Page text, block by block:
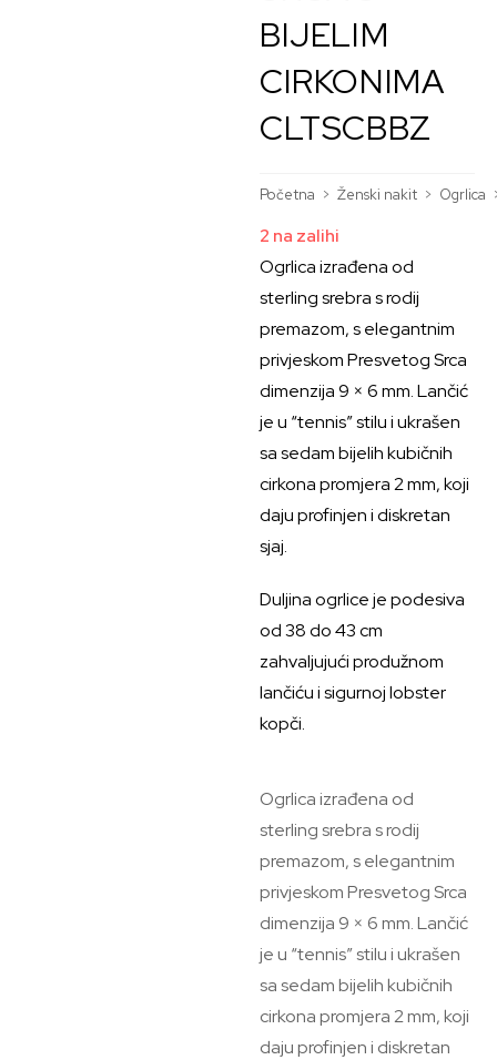
BIJELIM
CIRKONIMA
CLTSCBBZ
Početna > Ženski nakit > Ogrlica
2 na zalihi
Ogrlica izrađena od
sterling srebra s rodij
premazom, s elegantnim
privjeskom Presvetog Srca
dimenzija 9 × 6 mm. Lančić
je u “tennis” stilu i ukrašen
sa sedam bijelih kubičnih
cirkona promjera 2 mm, koji
daju profinjen i diskretan
sjaj.
Duljina ogrlice je podesiva
od 38 do 43 cm
zahvaljujući produžnom
lančiću i sigurnoj lobster
kopči.
Ogrlica izrađena od
sterling srebra s rodij
premazom, s elegantnim
privjeskom Presvetog Srca
dimenzija 9 × 6 mm. Lančić
je u “tennis” stilu i ukrašen
sa sedam bijelih kubičnih
cirkona promjera 2 mm, koji
daju profinjen i diskretan